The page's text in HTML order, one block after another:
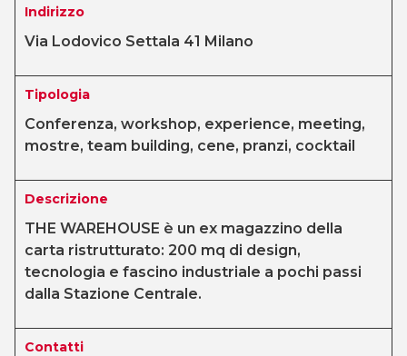
Indirizzo
Via Lodovico Settala 41 Milano
Tipologia
Conferenza, workshop, experience, meeting,
mostre, team building, cene, pranzi, cocktail
Descrizione
THE WAREHOUSE è un ex magazzino della
carta ristrutturato: 200 mq di design,
tecnologia e fascino industriale a pochi passi
dalla Stazione Centrale.
Contatti